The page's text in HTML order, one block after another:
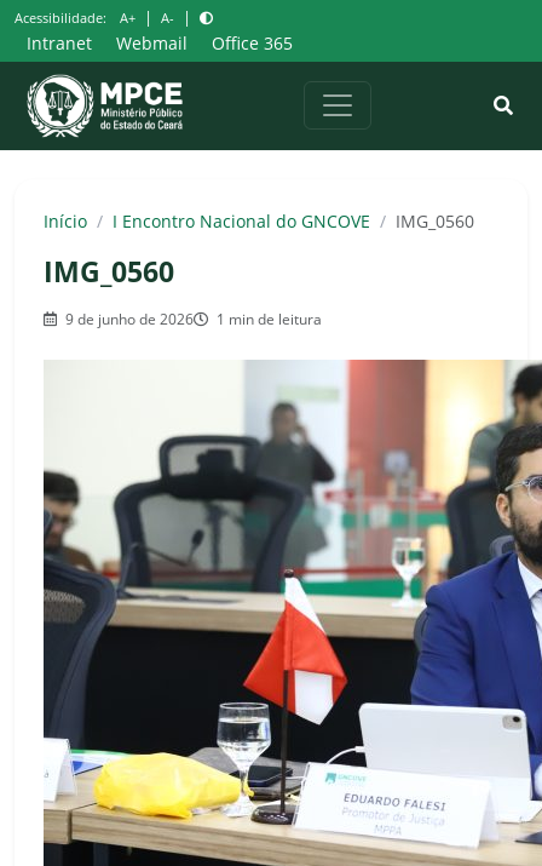
Pular
para
o
conteúdo
Acessibilidade: A+ | A- |
Intranet Webmail Office 365
Início / I Encontro Nacional do GNCOVE / IMG_0560
IMG_0560
9 de junho de 2026 1 min de leitura